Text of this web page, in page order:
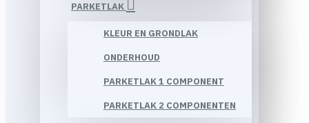
PARKETLAK
KLEUR EN GRONDLAK
ONDERHOUD
PARKETLAK 1 COMPONENT
PARKETLAK 2 COMPONENTEN